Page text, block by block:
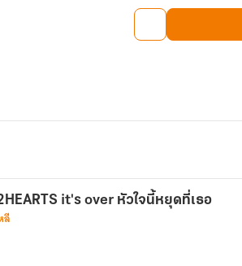
it's over หัวใจนี้หยุดที่เธอ
ลี